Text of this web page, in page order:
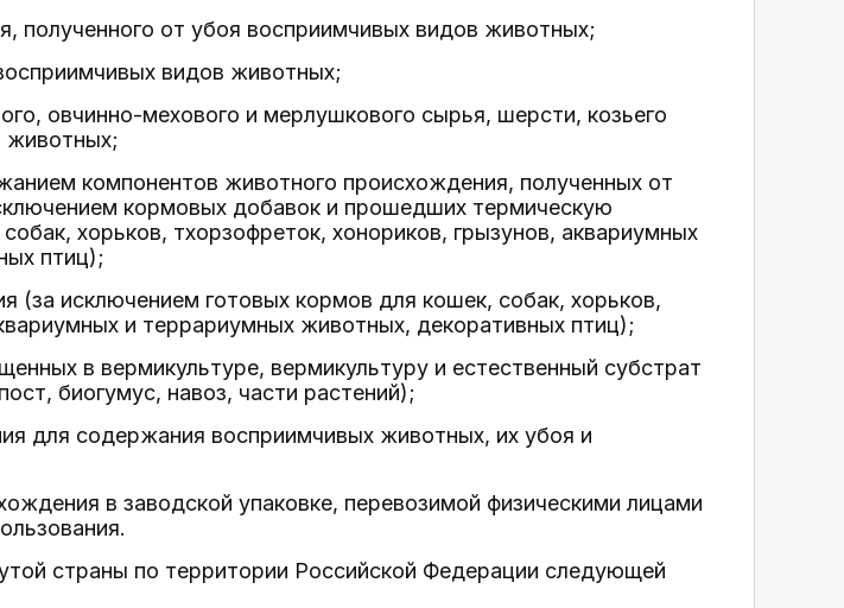
полученного от убоя восприимчивых видов животных;
видов животных;
овчинно-мехового и мерлушкового сырья, шерсти, козьего
животных;
компонентов животного происхождения, полученных от
кормовых добавок и прошедших термическую
хорьков, тхорзофреток, хонориков, грызунов, аквариумных
птиц);
(за исключением готовых кормов для кошек, собак, хорьков,
и террариумных животных, декоративных птиц);
в вермикультуре, вермикультуру и естественный субстрат
биогумус, навоз, части растений);
для содержания восприимчивых животных, их убоя и
в заводской упаковке, перевозимой физическими лицами
страны по территории Российской Федерации следующей